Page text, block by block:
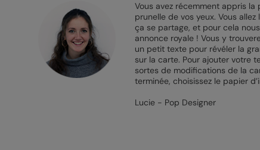
Vous avez récemment appris la
prunelle de vos yeux. Vous
ça se partage, et pour cela
annonce royale ! Vous y
un petit texte pour révéler la
sur la carte. Pour ajouter votre
sortes de modifications de la
terminée, choisissez le papier
Lucie - Pop Designer